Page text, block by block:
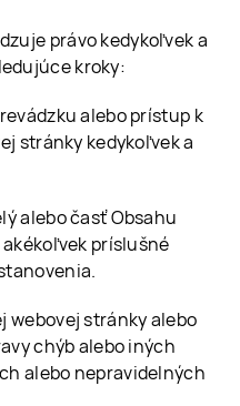
právo kedykoľvek a
kroky:
alebo prístup k
stránky kedykoľvek a
alebo časť Obsahu
príslušné
webovej stránky alebo
chýb alebo iných
alebo nepravidelných